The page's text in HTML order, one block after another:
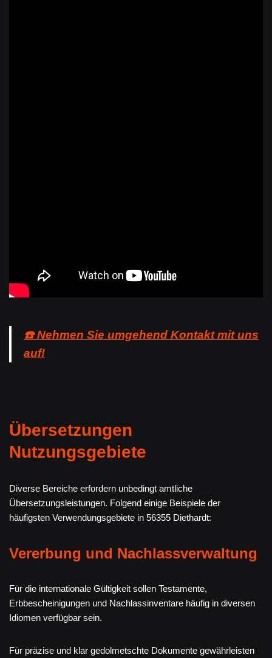
☎️ Nehmen Sie umgehend Kontakt mit uns
auf!
Übersetzungen
Nutzungsgebiete
Diverse Bereiche erfordern unbedingt amtliche
Übersetzungsleistungen. Folgend einige Beispiele der
häufigsten Verwendungsgebiete in 56355 Diethardt:
Vererbung und Nachlassverwaltung
Für die internationale Gültigkeit sollen Testamente,
Erbbescheinigungen und Nachlassinventare häufig in diversen
Idiomen verfügbar sein.
Für präzise und klar gedolmetschte Dokumente gewährleisten